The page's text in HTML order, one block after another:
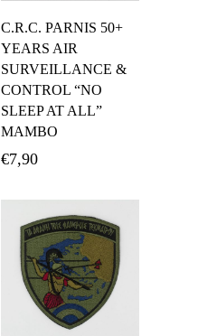
Καλάθι
C.R.C. PARNIS 50+
YEARS AIR
SURVEILLANCE &
CONTROL “NO
SLEEP AT ALL”
MAMBO
€7,90